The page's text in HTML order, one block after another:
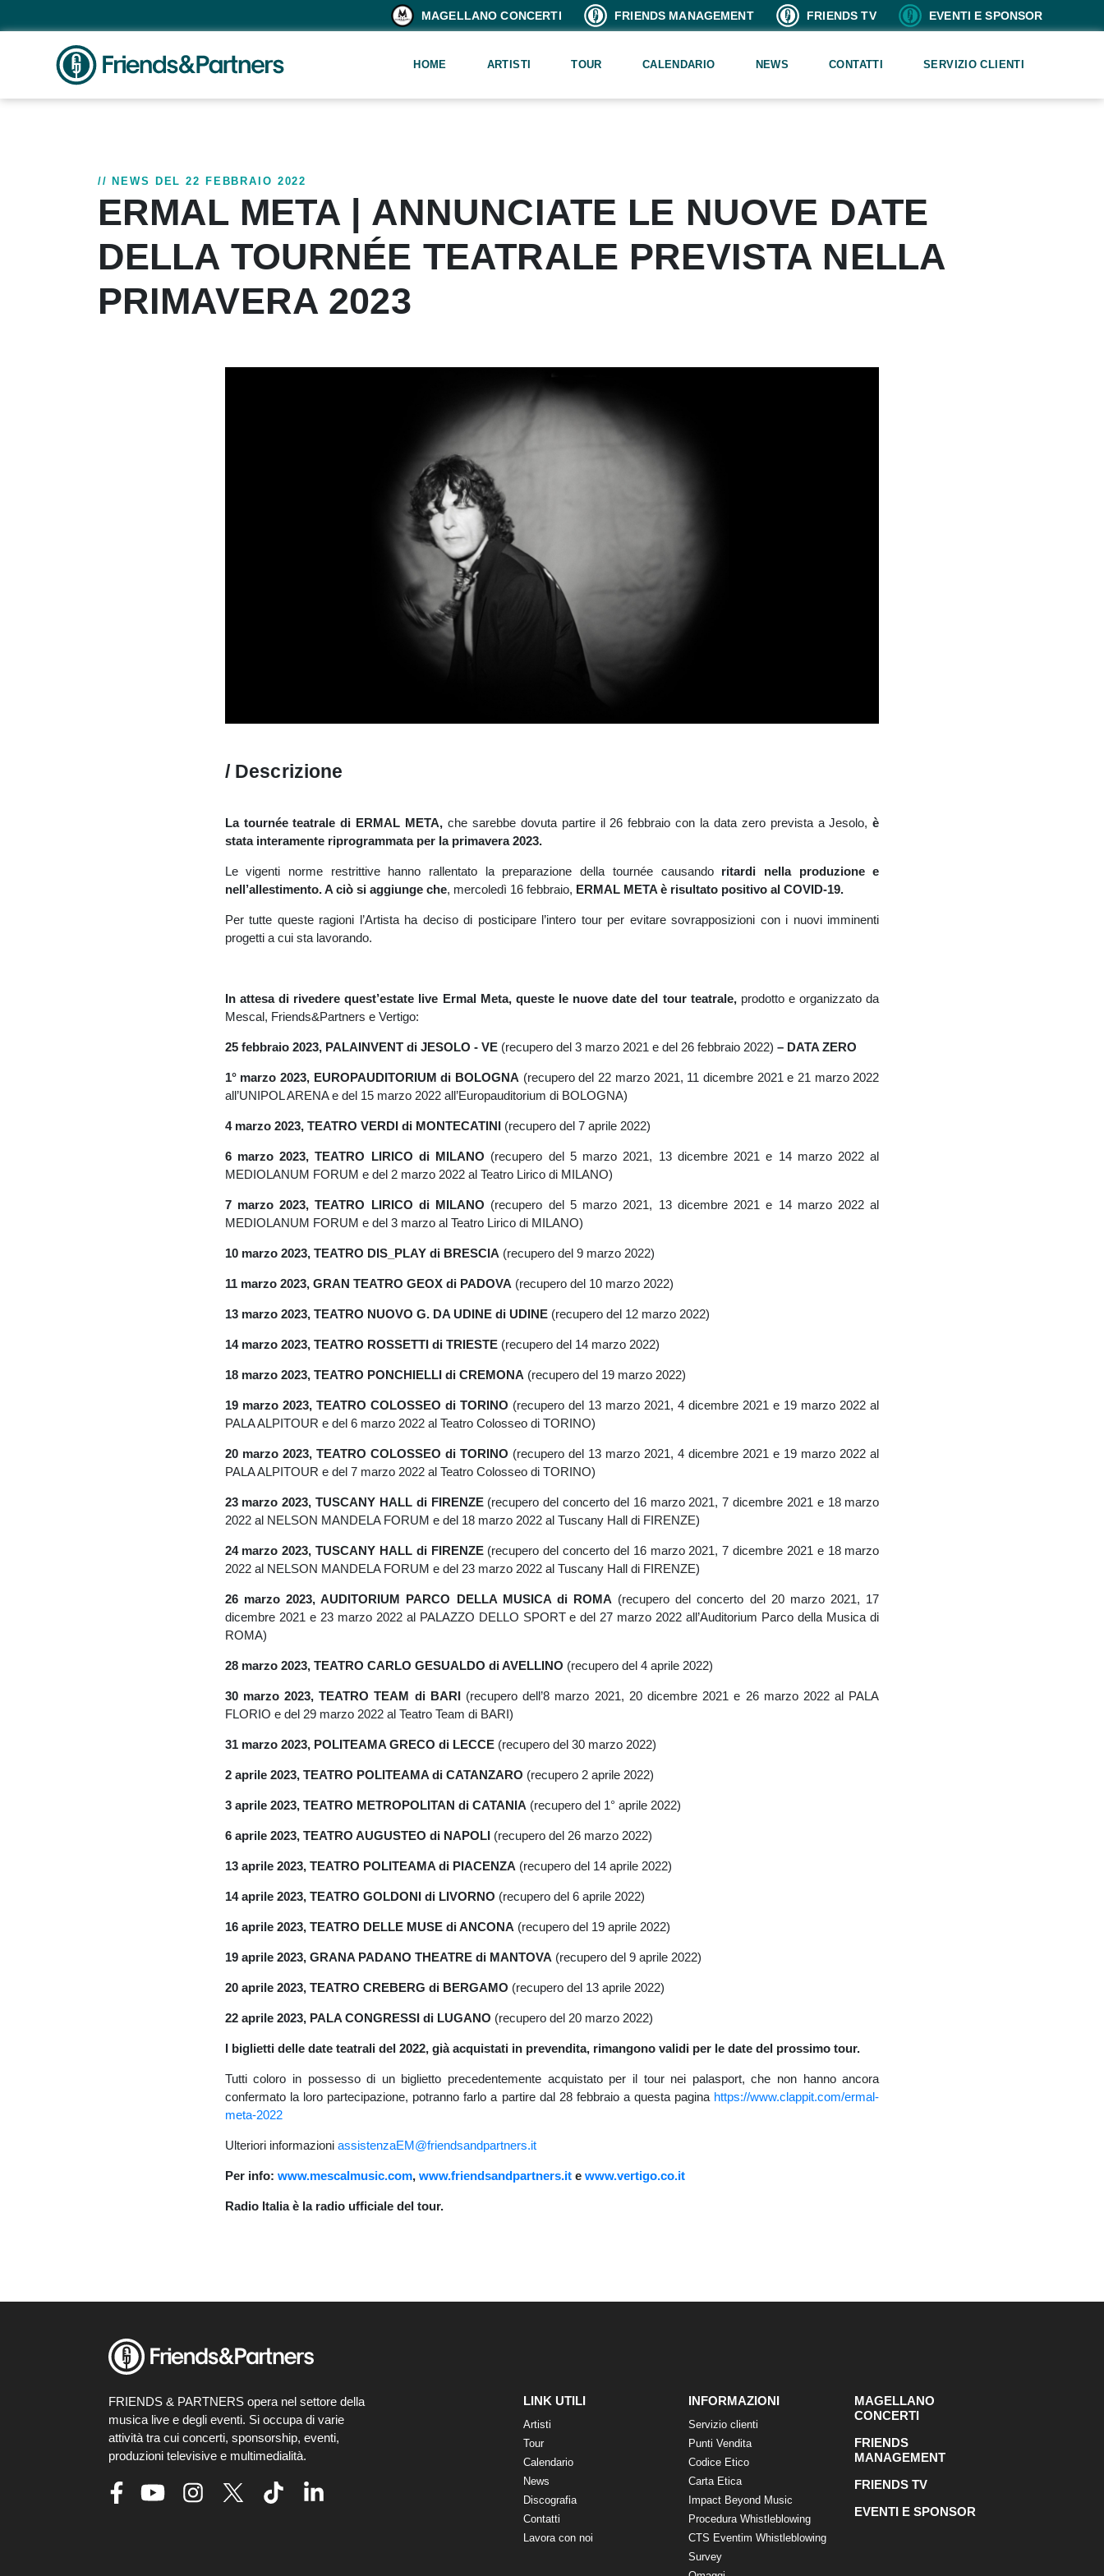
MAGELLANO CONCERTI FRIENDS MANAGEMENT FRIENDS TV EVENTI E SPONSOR
HOME ARTISTI TOUR CALENDARIO NEWS CONTATTI SERVIZIO CLIENTI
// NEWS DEL 22 FEBBRAIO 2022
ERMAL META | ANNUNCIATE LE NUOVE DATE
DELLA TOURNÉE TEATRALE PREVISTA NELLA
PRIMAVERA 2023
/ Descrizione
La tournée teatrale di ERMAL META, che sarebbe dovuta partire il 26 febbraio con la data zero prevista a Jesolo, è
stata interamente riprogrammata per la primavera 2023.
Le vigenti norme restrittive hanno rallentato la preparazione della tournée causandoritardi nella produzione e
nell’allestimento. A ciò si aggiunge che, mercoledì 16 febbraio, ERMAL META è risultato positivo al COVID-19.
Per tutte queste ragioni l’Artista ha deciso di posticipare l’intero tour per evitare sovrapposizioni con i nuovi imminenti
progetti a cui sta lavorando.
In attesa di rivedere quest’estate live Ermal Meta, queste le nuove date del tour teatrale, prodotto e organizzato da
Mescal, Friends&Partners e Vertigo:
25 febbraio 2023, PALAINVENT di JESOLO - VE(recupero del 3 marzo 2021 e del 26 febbraio 2022) – DATA ZERO
1° marzo 2023, EUROPAUDITORIUM di BOLOGNA (recupero del 22 marzo 2021, 11 dicembre 2021 e 21 marzo 2022
all’UNIPOL ARENA e del 15 marzo 2022 all’Europauditorium di BOLOGNA)
4 marzo 2023, TEATRO VERDI di MONTECATINI(recupero del 7 aprile 2022)
6 marzo 2023, TEATRO LIRICO di MILANO (recupero del 5 marzo 2021, 13 dicembre 2021 e 14 marzo 2022 al
MEDIOLANUM FORUM e del 2 marzo 2022 al Teatro Lirico di MILANO)
7 marzo 2023, TEATRO LIRICO di MILANO (recupero del 5 marzo 2021, 13 dicembre 2021 e 14 marzo 2022 al
MEDIOLANUM FORUM e del 3 marzo al Teatro Lirico di MILANO)
10 marzo 2023, TEATRO DIS_PLAY di BRESCIA (recupero del 9 marzo 2022)
11 marzo 2023, GRAN TEATRO GEOX di PADOVA (recupero del 10 marzo 2022)
13 marzo 2023, TEATRO NUOVO G. DA UDINE di UDINE(recupero del 12 marzo 2022)
14 marzo 2023, TEATRO ROSSETTI di TRIESTE(recupero del 14 marzo 2022)
18 marzo 2023, TEATRO PONCHIELLI di CREMONA (recupero del 19 marzo 2022)
19 marzo 2023, TEATRO COLOSSEO di TORINO (recupero del 13 marzo 2021, 4 dicembre 2021 e 19 marzo 2022 al
PALA ALPITOUR e del 6 marzo 2022 al Teatro Colosseo di TORINO)
20 marzo 2023, TEATRO COLOSSEO di TORINO (recupero del 13 marzo 2021, 4 dicembre 2021 e 19 marzo 2022 al
PALA ALPITOUR e del 7 marzo 2022 al Teatro Colosseo di TORINO)
23 marzo 2023, TUSCANY HALL di FIRENZE(recupero del concerto del 16 marzo 2021, 7 dicembre 2021 e 18 marzo
2022 al NELSON MANDELA FORUM e del 18 marzo 2022 al Tuscany Hall di FIRENZE)
24 marzo 2023, TUSCANY HALL di FIRENZE(recupero del concerto del 16 marzo 2021, 7 dicembre 2021 e 18 marzo
2022 al NELSON MANDELA FORUM e del 23 marzo 2022 al Tuscany Hall di FIRENZE)
26 marzo 2023, AUDITORIUM PARCO DELLA MUSICA di ROMA (recupero del concerto del 20 marzo 2021, 17
dicembre 2021 e 23 marzo 2022 al PALAZZO DELLO SPORT e del 27 marzo 2022 all’Auditorium Parco della Musica di
ROMA)
28 marzo 2023, TEATRO CARLO GESUALDO di AVELLINO (recupero del 4 aprile 2022)
30 marzo 2023, TEATRO TEAM di BARI(recupero dell’8 marzo 2021, 20 dicembre 2021 e 26 marzo 2022 al PALA
FLORIO e del 29 marzo 2022 al Teatro Team di BARI)
31 marzo 2023, POLITEAMA GRECO di LECCE(recupero del 30 marzo 2022)
2 aprile 2023, TEATRO POLITEAMA di CATANZARO (recupero 2 aprile 2022)
3 aprile 2023, TEATRO METROPOLITAN di CATANIA (recupero del 1° aprile 2022)
6 aprile 2023, TEATRO AUGUSTEO di NAPOLI(recupero del 26 marzo 2022)
13 aprile 2023, TEATRO POLITEAMA di PIACENZA (recupero del 14 aprile 2022)
14 aprile 2023, TEATRO GOLDONI di LIVORNO (recupero del 6 aprile 2022)
16 aprile 2023, TEATRO DELLE MUSE di ANCONA (recupero del 19 aprile 2022)
19 aprile 2023, GRANA PADANO THEATRE di MANTOVA (recupero del 9 aprile 2022)
20 aprile 2023, TEATRO CREBERG di BERGAMO (recupero del 13 aprile 2022)
22 aprile 2023, PALA CONGRESSI di LUGANO (recupero del 20 marzo 2022)
I biglietti delle date teatrali del 2022, già acquistati in prevendita, rimangono validi per le date del prossimo tour.
Tutti coloro in possesso di un biglietto precedentemente acquistato per il tour nei palasport, che non hanno ancora
confermato la loro partecipazione, potranno farlo a partire dal 28 febbraio a questa pagina https://www.clappit.com/ermal-
meta-2022
Ulteriori informazioni assistenzaEM@friendsandpartners.it
Per info: www.mescalmusic.com, www.friendsandpartners.it e www.vertigo.co.it
Radio Italia è la radio ufficiale del tour.
FRIENDS & PARTNERS opera nel settore della
musica live e degli eventi. Si occupa di varie
attività tra cui concerti, sponsorship, eventi,
produzioni televisive e multimedialità.
LINK UTILI
Artisti
Tour
Calendario
News
Discografia
Contatti
Lavora con noi
INFORMAZIONI
Servizio clienti
Punti Vendita
Codice Etico
Carta Etica
Impact Beyond Music
Procedura Whistleblowing
CTS Eventim Whistleblowing
Survey
MAGELLANO
CONCERTI
FRIENDS
MANAGEMENT
FRIENDS TV
EVENTI E SPONSOR